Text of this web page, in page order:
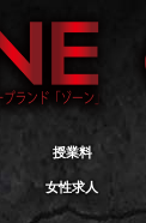
授業料
女性求人